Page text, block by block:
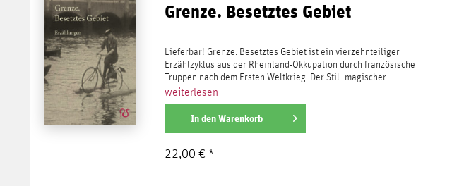
Grenze. Besetztes Gebiet
Lieferbar! Grenze. Besetztes Gebiet ist ein vierzehnteiliger
Erzählzyklus aus der Rheinland-Okkupation durch französische
Truppen nach dem Ersten Weltkrieg. Der Stil: magischer...
weiterlesen
In den Warenkorb
22,00 € *